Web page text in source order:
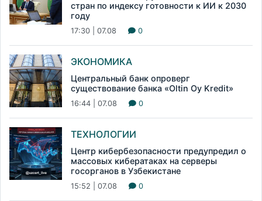
стран по индексу готовности к ИИ к 2030
году
17:30 | 07.08 0
ЭКОНОМИКА
Центральный банк опроверг
существование банка «Oltin Oy Kredit»
16:44 | 07.08 0
ТЕХНОЛОГИИ
Центр кибербезопасности предупредил о
массовых кибератаках на серверы
госорганов в Узбекистане
15:52 | 07.08 0